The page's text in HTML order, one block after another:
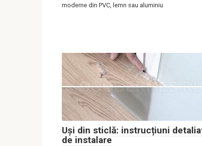
moderne din PVC, lemn sau aluminiu
Uși din sticlă: instrucțiuni
de instalare